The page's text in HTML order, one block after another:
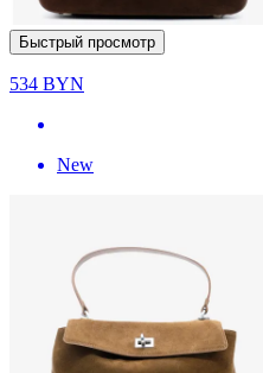
Быстрый просмотр
534 BYN
New